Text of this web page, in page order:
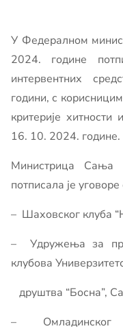
У Федералном
2024. године
интервентних
години, с
критерије
16. 10. 2024. године.
Министрица Сања
потписала је
– Шаховског клуба
– Удружења за
клубова
друштва “Босна”,
– Омладинског